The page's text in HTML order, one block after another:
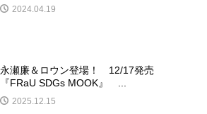
2024.04.19
永瀬廉＆ロウン登場！ 12/17発売
『FRaU SDGs MOOK』 ...
2025.12.15